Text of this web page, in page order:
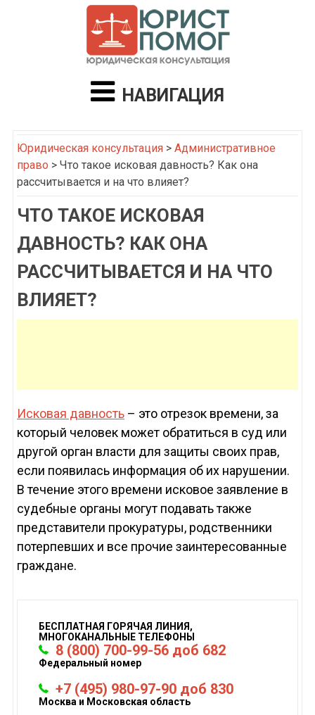
НАВИГАЦИЯ
Юридическая консультация> Административное
право > Что такое исковая давность? Как она
рассчитывается и на что влияет?
ЧТО ТАКОЕ ИСКОВАЯ
ДАВНОСТЬ? КАК ОНА
РАССЧИТЫВАЕТСЯ И НА ЧТО
ВЛИЯЕТ?
Исковая давность– это отрезок времени, за
который человек может обратиться в суд или
другой орган власти для защиты своих прав,
если появилась информация об их нарушении.
В течение этого времени исковое заявление в
судебные органы могут подавать также
представители прокуратуры, родственники
потерпевших и все прочие заинтересованные
граждане.
БЕСПЛАТНАЯ ГОРЯЧАЯ ЛИНИЯ,
МНОГОКАНАЛЬНЫЕ ТЕЛЕФОНЫ
8 (800) 700-99-56 доб 682
Федеральный номер
+7 (495) 980-97-90 доб 830
Москва и Московская область